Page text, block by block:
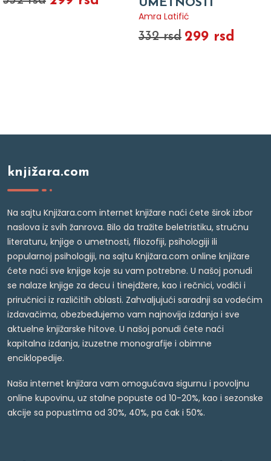
UMETNOSTI
Amra Latifić
332 rsd 299 rsd
knjižara.com
Na sajtu Knjižara.com internet knjižare naći ćete širok izbor
naslova iz svih žanrova. Bilo da tražite beletristiku, stručnu
literaturu, knjige o umetnosti, filozofiji, psihologiji ili
popularnoj psihologiji, na sajtu Knjižara.com online knjižare
ćete naći sve knjige koje su vam potrebne. U našoj ponudi
se nalaze knjige za decu i tinejdžere, kao i rečnici, vodiči i
priručnici iz različitih oblasti. Zahvaljujući saradnji sa vodećim
izdavačima, obezbeđujemo vam najnovija izdanja i sve
aktuelne knjižarske hitove. U našoj ponudi ćete naći
kapitalna izdanja, izuzetne monografije i obimne
enciklopedije.
Naša internet knjižara vam omogućava sigurnu i povoljnu
online kupovinu, uz stalne popuste od 10-20%, kao i sezonske
akcije sa popustima od 30%, 40%, pa čak i 50%.